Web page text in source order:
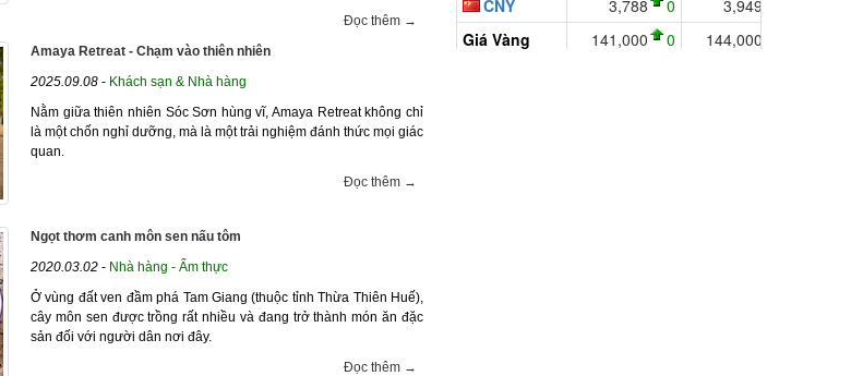
Đọc thêm →
Amaya Retreat - Chạm vào thiên nhiên
2025.09.08 - Khách sạn & Nhà hàng
Nằm giữa thiên nhiên Sóc Sơn hùng vĩ, Amaya Retreat không chỉ
là một chốn nghỉ dưỡng, mà là một trải nghiệm đánh thức mọi giác
quan.
Đọc thêm →
Ngọt thơm canh môn sen nấu tôm
2020.03.02 - Nhà hàng - Ẩm thực
Ở vùng đất ven đầm phá Tam Giang (thuộc tỉnh Thừa Thiên Huế),
cây môn sen được trồng rất nhiều và đang trở thành món ăn đặc
sản đối với người dân nơi đây.
Đọc thêm →